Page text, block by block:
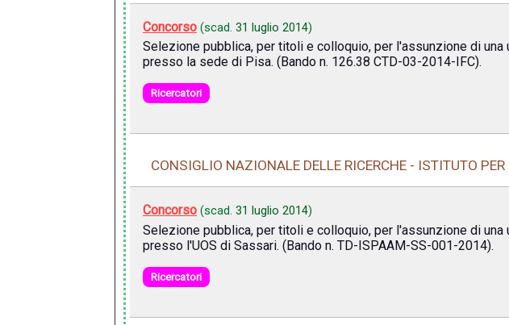
Concorso (scad. 31 luglio 2014)
Selezione pubblica, per titoli e colloquio, per l'assunzione di
presso la sede di Pisa. (Bando n. 126.38 CTD-03-2014-IFC).
Ricercatori
CONSIGLIO NAZIONALE DELLE RICERCHE - ISTITUTO
Concorso (scad. 31 luglio 2014)
Selezione pubblica, per titoli e colloquio, per l'assunzione di
presso l'UOS di Sassari. (Bando n. TD-ISPAAM-SS-001-2014).
Ricercatori